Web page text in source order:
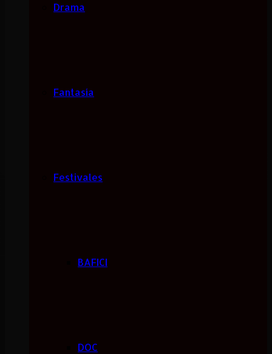
Drama
Fantasía
Festivales
BAFICI
DOC